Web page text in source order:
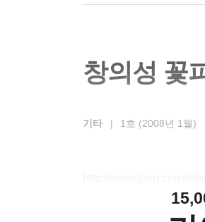
창의성 꽃
기타 | 1호 (2008년 1월)